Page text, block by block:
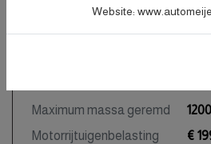
Interieurkleur
Aantal deuren
5
Maximum massa geremd
Motorrijtuigenbelasting
€
Website: